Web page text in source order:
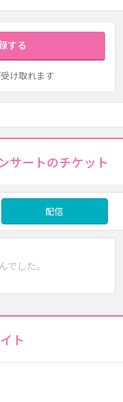
する
け取れます
サートのチケット
配信
でした。
ト